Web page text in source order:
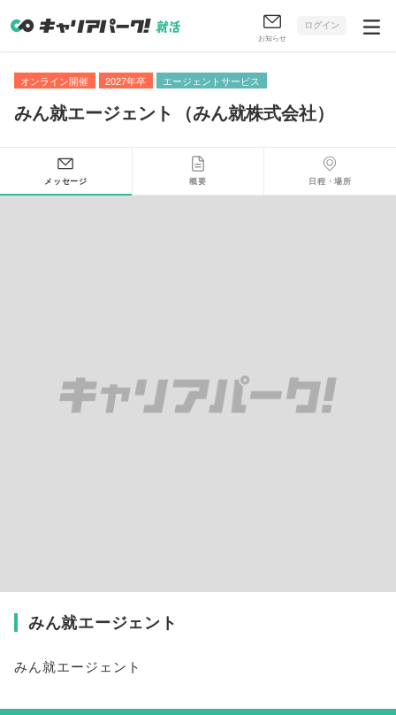
お知らせ
ログイン
オンライン開催 2027年卒 エージェントサービス
みん就エージェント （みん就株式会社）
メッセージ 概要 日程・場所
みん就エージェント
みん就エージェント